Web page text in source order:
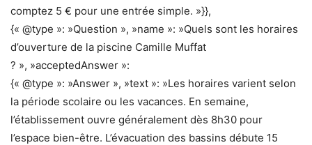
comptez 5 € pour une entrée simple. »}},
{« @type »: »Question », »name »: »Quels sont les horaires
d’ouverture de la piscine Camille Muffat
? », »acceptedAnswer »:
{« @type »: »Answer », »text »: »Les horaires varient selon
la période scolaire ou les vacances. En semaine,
l’établissement ouvre généralement dès 8h30 pour
l’espace bien-être. L’évacuation des bassins débute 15